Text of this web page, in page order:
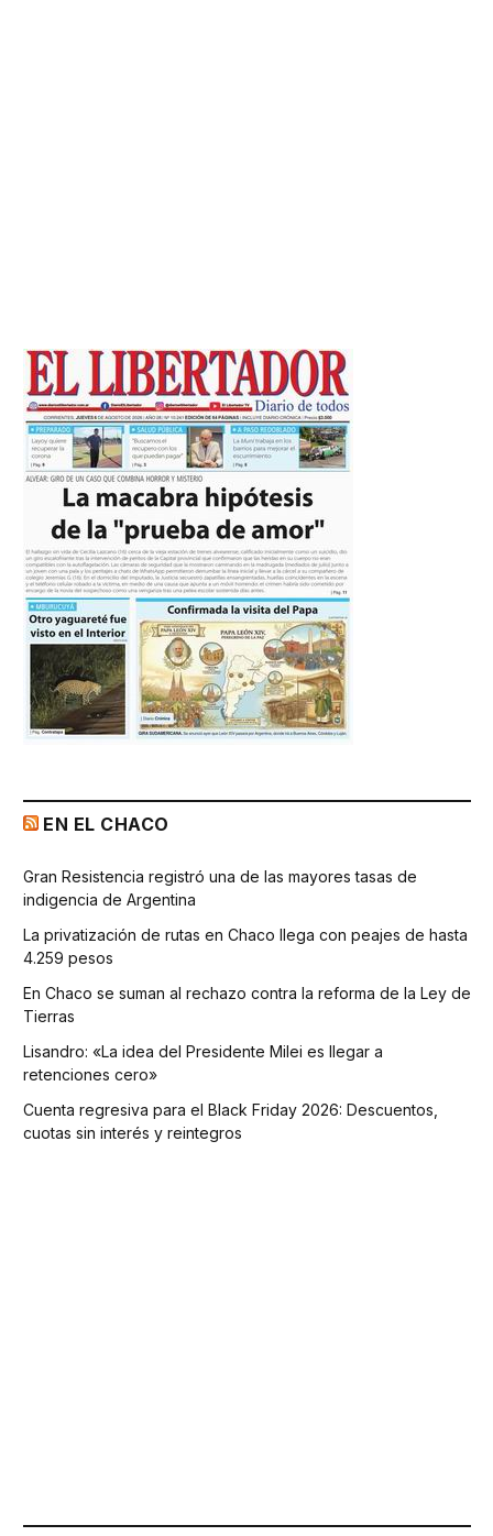
EN EL CHACO
Gran Resistencia registró una de las mayores tasas de
indigencia de Argentina
La privatización de rutas en Chaco llega con peajes de hasta
4.259 pesos
En Chaco se suman al rechazo contra la reforma de la Ley de
Tierras
Lisandro: «La idea del Presidente Milei es llegar a
retenciones cero»
Cuenta regresiva para el Black Friday 2026: Descuentos,
cuotas sin interés y reintegros